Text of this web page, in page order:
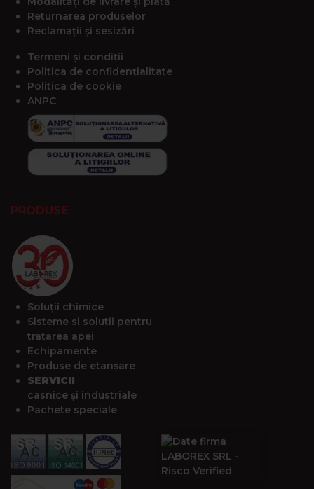
Returnarea produselor
Reclamații și sesizări
Termeni și condiții
Politica de confidențialitate
Politica de cookie
ANPC
PRODUSE
Soluții chimice
Sisteme si solutii pentru
tratarea apei
Echipamente
Produse de etanșare
SERVICII
casnice și industriale
Pachete speciale